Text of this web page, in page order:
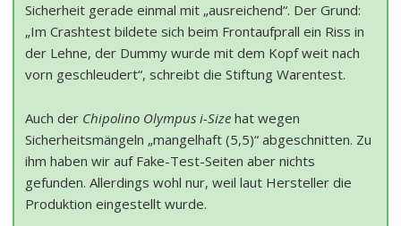
Sicherheit gerade einmal mit „ausreichend“. Der Grund:
„Im Crashtest bildete sich beim Frontaufprall ein Riss in
der Lehne, der Dummy wurde mit dem Kopf weit nach
vorn geschleudert“, schreibt die Stiftung Warentest.
Auch der Chipolino Olympus i-Size hat wegen
Sicherheitsmängeln „mangelhaft (5,5)“ abgeschnitten. Zu
ihm haben wir auf Fake-Test-Seiten aber nichts
gefunden. Allerdings wohl nur, weil laut Hersteller die
Produktion eingestellt wurde.